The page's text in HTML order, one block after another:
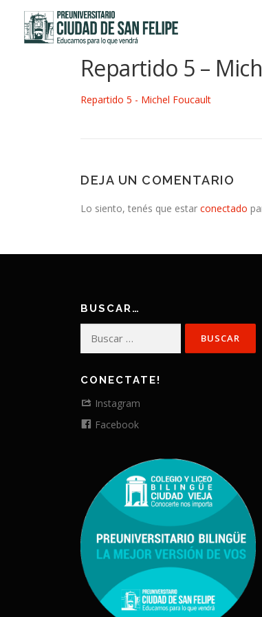
contenido
Repartido 5 –
Repartido 5 - Michel Foucault
DEJA UN COMENTARIO
Lo siento, tenés que estar conectado
BUSCAR…
CONECTATE!
Instagram
Facebook